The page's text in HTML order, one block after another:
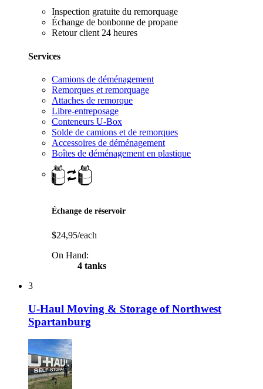
Inspection gratuite du remorquage
Échange de bonbonne de propane
Retour client 24 heures
Services
Camions de déménagement
Remorques et remorquage
Attaches de remorque
Libre-entreposage
Conteneurs U-Box
Solde de camions et de remorques
Accessoires de déménagement
Boîtes de déménagement en plastique
Échange de réservoir
$24,95/each
On Hand:
4 tanks
3
U-Haul Moving & Storage of Northwest
Spartanburg